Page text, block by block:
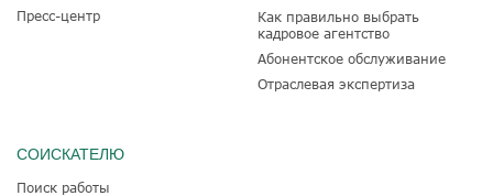
Пресс-центр
Как правильно выбрать
кадровое агентство
Абонентское обслуживание
Отраслевая экспертиза
СОИСКАТЕЛЮ
Поиск работы